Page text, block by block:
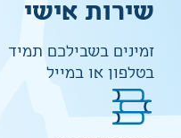
שירות אישי
זמינים בשבילכם תמיד
בטלפון או במייל